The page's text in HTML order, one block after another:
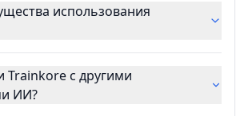
использования
Trainkore с другими
ИИ?